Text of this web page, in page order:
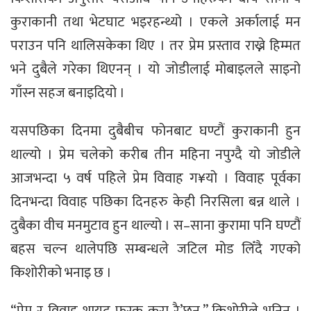
कुराकानी तथा भेटघाट भइरहन्थ्यो । एकले अर्कालाई मन
पराउन पनि थालिसकेका थिए । तर प्रेम प्रस्ताव राख्ने हिम्मत
भने दुबैले गरेका थिएनन् । यो जोडीलाई मोबाइलले साइनो
गाँस्न सहज बनाइदियो ।
यसपछिका दिनमा दुबैबीच फोनबाट घण्टौं कुराकानी हुन
थाल्यो । प्रेम चलेको करीब तीन महिना नपुग्दै यो जोडीले
आजभन्दा ५ वर्ष पहिले प्रेम विवाह ग¥यो । विवाह पूर्वका
दिनभन्दा विवाह पछिका दिनहरु केही निरसिला बन्न थाले ।
दुबैका वीच मनमुटाव हुन थाल्यो । स–साना कुरामा पनि घण्टौं
बहस चल्न थालेपछि सम्बन्धले जटिल मोड लिँदै गएको
किशोरीको भनाइ छ ।